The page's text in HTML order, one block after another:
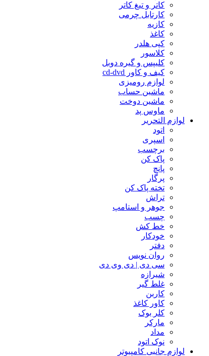
کاتر و تیغ کاتر
کارتابل چرمی
کازیه
کاغذ
کپی هلدر
کلاسور
کلیپس و گیره دوبل
کیف و کاور cd-dvd
لوازم رومیزی
ماشین حساب
ماشین دوخت
ماوس پد
لوازم التحریر
اتود
اسپری
برچسب
پاک کن
پانچ
پرگار
تخته پاک کن
تراش
جوهر و استامپ
چسب
خط کش
خودکار
دفتر
روان نویس
سی دی | دی وی دی
شیرازه
غلط گیر
کاربن
کاور کاغذ
کلر بوک
مارکر
مداد
نوک اتود
لوازم جانبی کامپیوتر